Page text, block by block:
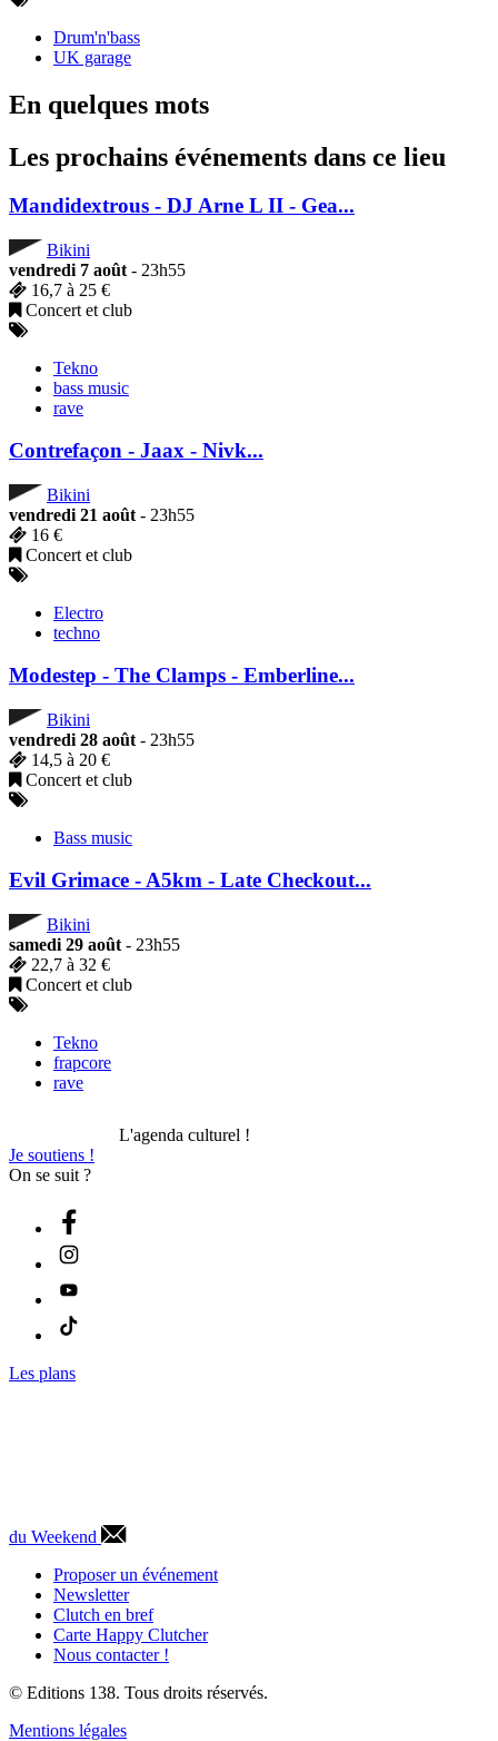
Drum'n'bass
UK garage
En quelques mots
Les prochains événements dans ce lieu
Mandidextrous - DJ Arne L II - Gea...
Bikini
vendredi 7 août - 23h55
16,7 à 25 €
Concert et club
Tekno
bass music
rave
Contrefaçon - Jaax - Nivk...
Bikini
vendredi 21 août - 23h55
16 €
Concert et club
Electro
techno
Modestep - The Clamps - Emberline...
Bikini
vendredi 28 août - 23h55
14,5 à 20 €
Concert et club
Bass music
Evil Grimace - A5km - Late Checkout...
Bikini
samedi 29 août - 23h55
22,7 à 32 €
Concert et club
Tekno
frapcore
rave
L'agenda culturel !
Je soutiens !
On se suit ?
Les plans
du Weekend
Proposer un événement
Newsletter
Clutch en bref
Carte Happy Clutcher
Nous contacter !
© Editions 138. Tous droits réservés.
Mentions légales